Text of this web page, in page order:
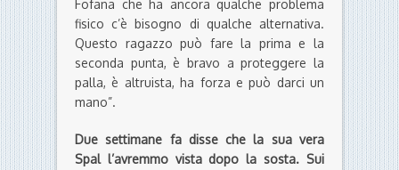
Fofana che ha ancora qualche problema
fisico c’è bisogno di qualche alternativa.
Questo ragazzo può fare la prima e la
seconda punta, è bravo a proteggere la
palla, è altruista, ha forza e può darci un
mano”.
Due settimane fa disse che la sua vera
Spal l’avremmo vista dopo la sosta. Sui